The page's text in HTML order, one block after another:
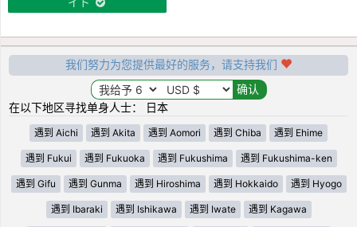
我们努力为您提供最好的服务，请支持我们
在以下地区寻找单身人士： 日本
遇到 Aichi 遇到 Akita 遇到 Aomori 遇到 Chiba 遇到 Ehime
遇到 Fukui 遇到 Fukuoka 遇到 Fukushima 遇到 Fukushima-ken
遇到 Gifu 遇到 Gunma 遇到 Hiroshima 遇到 Hokkaido 遇到 Hyogo
遇到 Ibaraki 遇到 Ishikawa 遇到 Iwate 遇到 Kagawa